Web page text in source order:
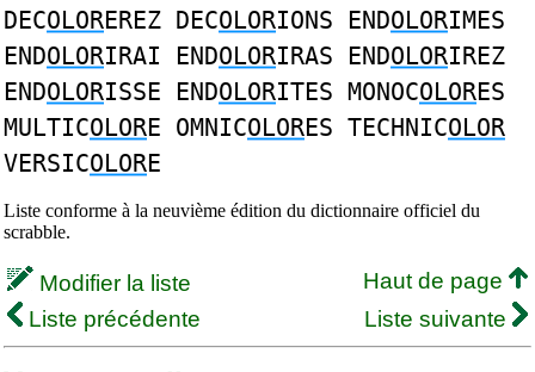
DECOLOREREZ DECOLORIONS ENDOLORIMES
ENDOLORIRAI ENDOLORIRAS ENDOLORIREZ
ENDOLORISSE ENDOLORITES MONOCOLORES
MULTICOLORE OMNICOLORES TECHNICOLOR
VERSICOLORE
Liste conforme à la neuvième édition du dictionnaire officiel du
scrabble.
Modifier la liste
Haut de page
Liste précédente
Liste suivante